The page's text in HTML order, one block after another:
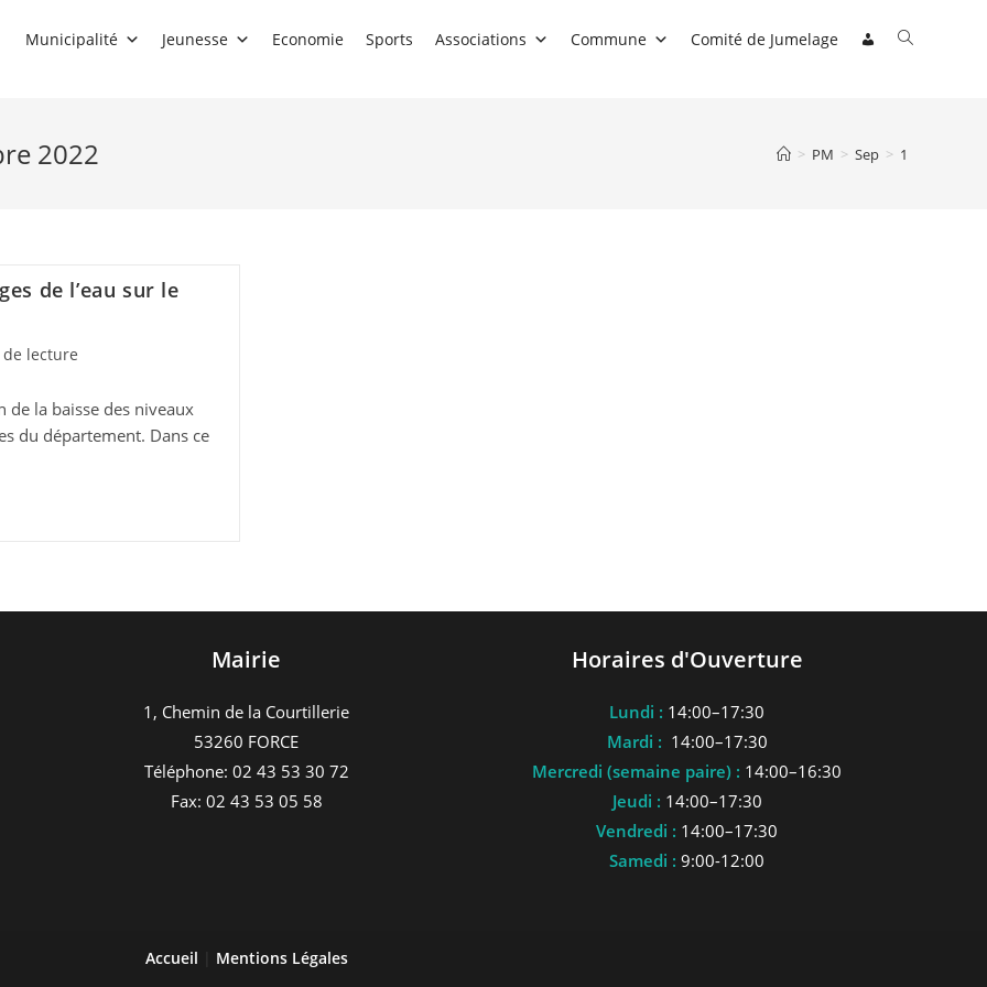
Municipalité Jeunesse Economie Sports Associations Commune Comité de Jumelage Toggle
2022 > PM > Sep > 1
de l’eau sur le
lecture
de la baisse des niveaux
du département. Dans ce
Mairie
1, Chemin de la Courtillerie
53260 FORCE
Téléphone: 02 43 53 30 72
Fax: 02 43 53 05 58
Horaires d'Ouverture
Lundi : 14:00–17:30
Mardi : 14:00–17:30
Mercredi (semaine paire) : 14:00–16:30
Jeudi : 14:00–17:30
Vendredi : 14:00–17:30
Samedi : 9:00-12:00
Accueil Mentions Légales